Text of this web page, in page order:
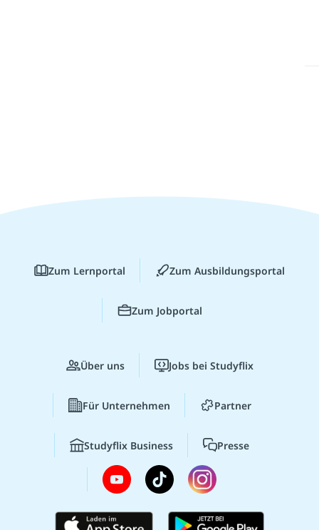
Zum Lernportal Zum Ausbildungsportal
Zum Jobportal
Über uns Jobs bei Studyflix
Für Unternehmen Partner
Studyflix Business Presse